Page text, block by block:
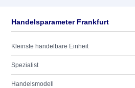
Handelsparameter Frankfurt
Kleinste handelbare Einheit
Spezialist
Handelsmodell